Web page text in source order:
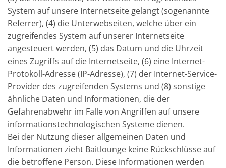
System auf unsere Internetseite gelangt (sogenannte
Referrer), (4) die Unterwebseiten, welche über ein
zugreifendes System auf unserer Internetseite
angesteuert werden, (5) das Datum und die Uhrzeit
eines Zugriffs auf die Internetseite, (6) eine Internet-
Protokoll-Adresse (IP-Adresse), (7) der Internet-Service-
Provider des zugreifenden Systems und (8) sonstige
ähnliche Daten und Informationen, die der
Gefahrenabwehr im Falle von Angriffen auf unsere
informationstechnologischen Systeme dienen.
Bei der Nutzung dieser allgemeinen Daten und
Informationen zieht Baitlounge keine Rückschlüsse auf
die betroffene Person. Diese Informationen werden